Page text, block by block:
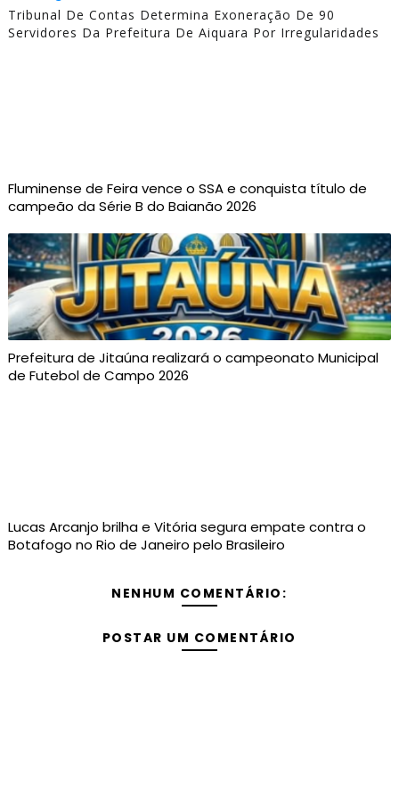
Tribunal De Contas Determina Exoneração De 90
Servidores Da Prefeitura De Aiquara Por Irregularidades
Fluminense de Feira vence o SSA e conquista título de
campeão da Série B do Baianão 2026
Prefeitura de Jitaúna realizará o campeonato Municipal
de Futebol de Campo 2026
Lucas Arcanjo brilha e Vitória segura empate contra o
Botafogo no Rio de Janeiro pelo Brasileiro
NENHUM COMENTÁRIO:
POSTAR UM COMENTÁRIO